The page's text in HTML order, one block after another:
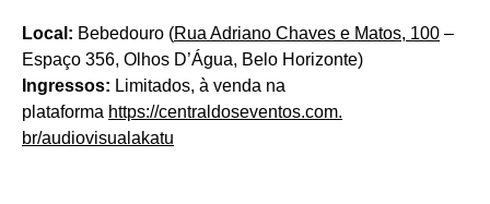
Local: Bebedouro (Rua Adriano Chaves e Matos, 100 –
Espaço 356, Olhos D’Água, Belo Horizonte)
Ingressos: Limitados, à venda na
plataforma https://centraldoseventos.com.
br/audiovisualakatu